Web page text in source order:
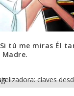
tú me miras Él